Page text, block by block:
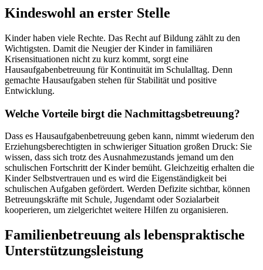
Kindeswohl an erster Stelle
Kinder haben viele Rechte. Das Recht auf Bildung zählt zu den
Wichtigsten. Damit die Neugier der Kinder in familiären
Krisensituationen nicht zu kurz kommt, sorgt eine
Hausaufgabenbetreuung für Kontinuität im Schulalltag. Denn
gemachte Hausaufgaben stehen für Stabilität und positive
Entwicklung.
Welche Vorteile birgt die Nachmittagsbetreuung?
Dass es Hausaufgabenbetreuung geben kann, nimmt wiederum den
Erziehungsberechtigten in schwieriger Situation großen Druck: Sie
wissen, dass sich trotz des Ausnahmezustands jemand um den
schulischen Fortschritt der Kinder bemüht. Gleichzeitig erhalten die
Kinder Selbstvertrauen und es wird die Eigenständigkeit bei
schulischen Aufgaben gefördert. Werden Defizite sichtbar, können
Betreuungskräfte mit Schule, Jugendamt oder Sozialarbeit
kooperieren, um zielgerichtet weitere Hilfen zu organisieren.
Familienbetreuung als lebenspraktische
Unterstützungsleistung